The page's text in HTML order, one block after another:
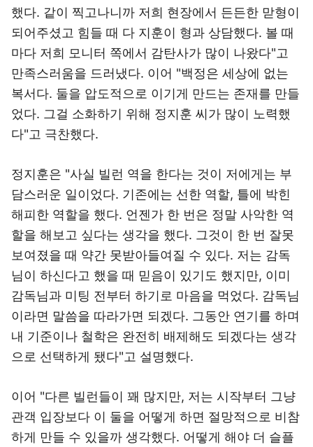
했다. 같이 찍고나니까 저희 현장에서 든든한 맏형이
되어주셨고 힘들 때 다 지훈이 형과 상담했다. 볼 때
마다 저희 모니터 쪽에서 감탄사가 많이 나왔다"고
만족스러움을 드러냈다. 이어 "백정은 세상에 없는
복서다. 둘을 압도적으로 이기게 만드는 존재를 만들
었다. 그걸 소화하기 위해 정지훈 씨가 많이 노력했
다"고 극찬했다.
정지훈은 "사실 빌런 역을 한다는 것이 저에게는 부
담스러운 일이었다. 기존에는 선한 역할, 틀에 박힌
해피한 역할을 했다. 언젠가 한 번은 정말 사악한 역
할을 해보고 싶다는 생각을 했다. 그것이 한 번 잘못
보여졌을 때 약간 못받아들여질 수 있다. 저는 감독
님이 하신다고 했을 때 믿음이 있기도 했지만, 이미
감독님과 미팅 전부터 하기로 마음을 먹었다. 감독님
이라면 말씀을 따라가면 되겠다. 그동안 연기를 하며
내 기준이나 철학은 완전히 배제해도 되겠다는 생각
으로 선택하게 됐다"고 설명했다.
이어 "다른 빌런들이 꽤 많지만, 저는 시작부터 그냥
관객 입장보다 이 둘을 어떻게 하면 절망적으로 비참
하게 만들 수 있을까 생각했다. 어떻게 해야 더 슬플